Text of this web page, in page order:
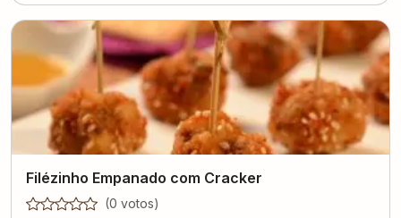
Filézinho Empanado com Cracker
(0 votos)